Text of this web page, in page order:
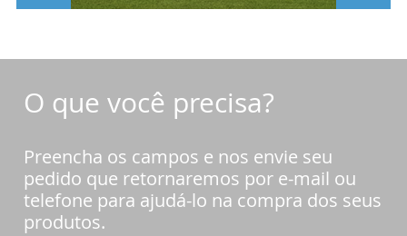
Preencha os campos e nos envie seu
pedido que retornaremos por e-mail ou
telefone para ajudá-lo na compra dos seus
produtos.